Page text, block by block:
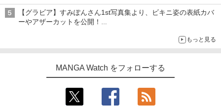
【グラビア】すみぽんさん1st写真集より、ビキニ姿の表紙カバ
ーやアザーカットを公開！
もっと見る
MANGA Watch をフォローする